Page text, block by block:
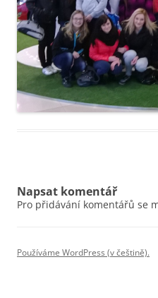
Napsat komentář
Pro přidávání komentářů se
Používáme WordPress (v češtině).